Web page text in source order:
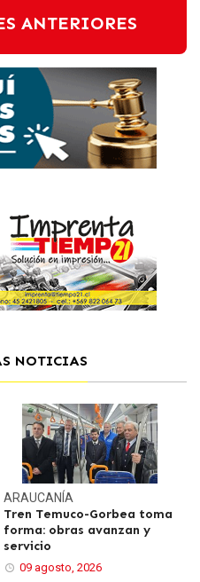
ANTERIORES
NOTICIAS
ARAUCANÍA
Tren Temuco-Gorbea toma
forma: obras avanzan y
servicio
09 agosto, 2026